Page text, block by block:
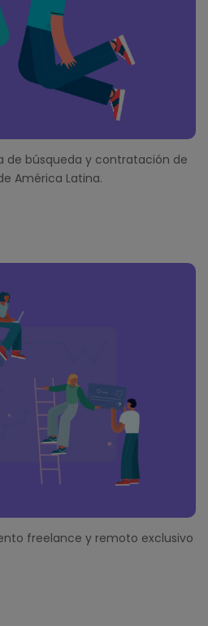
de búsqueda y contratación de
América Latina.
freelance y remoto exclusivo